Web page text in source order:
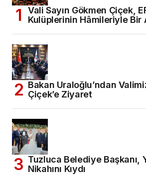
Vali Sayın Gökmen Çiçek,
Kulüplerinin Hâmileriyle Bir
Bakan Uraloğlu’ndan
Çiçek’e Ziyaret
Tuzluca Belediye Başkanı,
Nikahını Kıydı